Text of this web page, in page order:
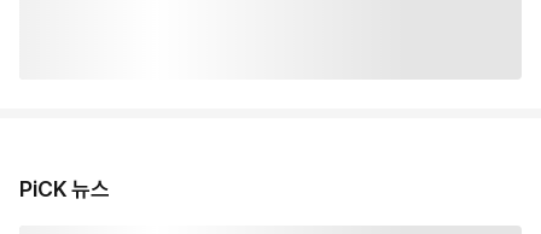
PiCK 뉴스